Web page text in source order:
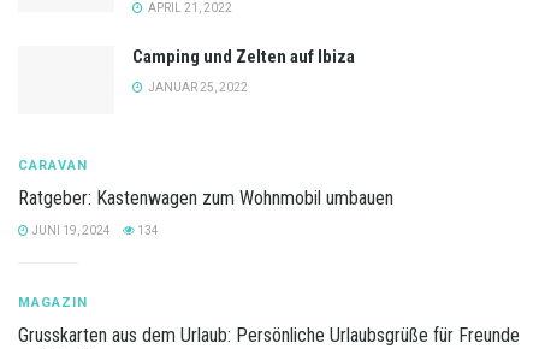
APRIL 21, 2022
Camping und Zelten auf Ibiza
JANUAR 25, 2022
CARAVAN
Ratgeber: Kastenwagen zum Wohnmobil umbauen
JUNI 19, 2024 134
MAGAZIN
Grusskarten aus dem Urlaub: Persönliche Urlaubsgrüße für Freunde